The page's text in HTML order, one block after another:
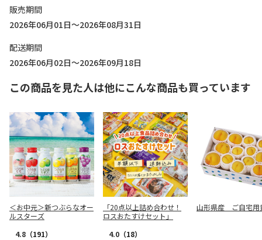
販売期間
2026年06月01日～2026年08月31日
配送期間
2026年06月02日～2026年09月18日
この商品を見た人は他にこんな商品も買っています
＜お中元＞新つぶらなオー
ルスターズ
4.8 （191）
「20点以上詰め合わせ！
ロスおたすけセット」
4.0 （18）
山形県産 ご自宅用